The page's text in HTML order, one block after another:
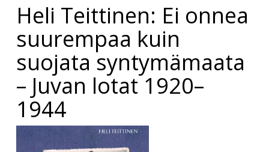
Heli Teittinen: Ei onnea
suurempaa kuin
suojata syntymämaata
– Juvan lotat 1920–
1944